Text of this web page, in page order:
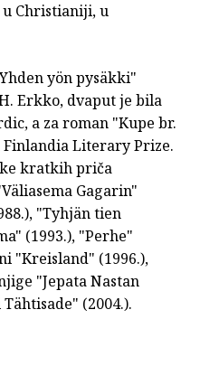
u Christianiji, u
yön pysäkki"
Erkko, dvaput je bila
a za roman "Kupe br.
Finlandia Literary Prize.
kratkih priča
Gagarin"
"Tyhjän tien
(1993.), "Perhe"
"Kreisland" (1996.),
"Jepata Nastan
(2004.).